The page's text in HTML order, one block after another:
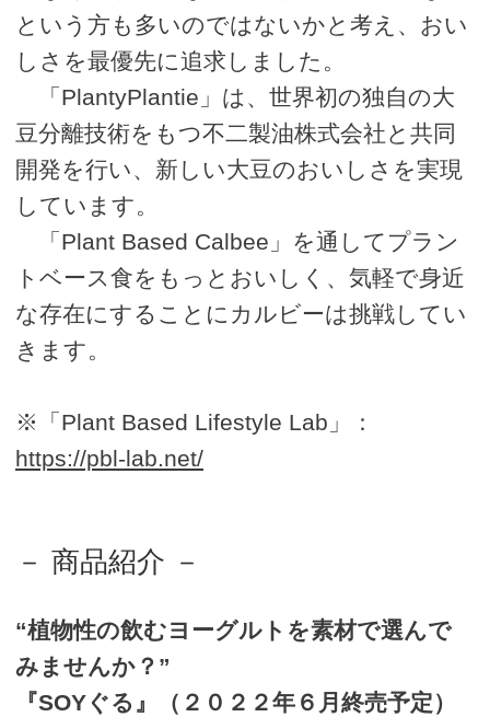
という方も多いのではないかと考え、おい
しさを最優先に追求しました。
「PlantyPlantie」は、世界初の独自の大
豆分離技術をもつ不二製油株式会社と共同
開発を行い、新しい大豆のおいしさを実現
しています。
「Plant Based Calbee」を通してプラン
トベース食をもっとおいしく、気軽で身近
な存在にすることにカルビーは挑戦してい
きます。
※「Plant Based Lifestyle Lab」：
https://pbl-lab.net/
－ 商品紹介 －
“植物性の飲むヨーグルトを素材で選んで
みませんか？”
『SOYぐる』（２０２２年６月終売予定）